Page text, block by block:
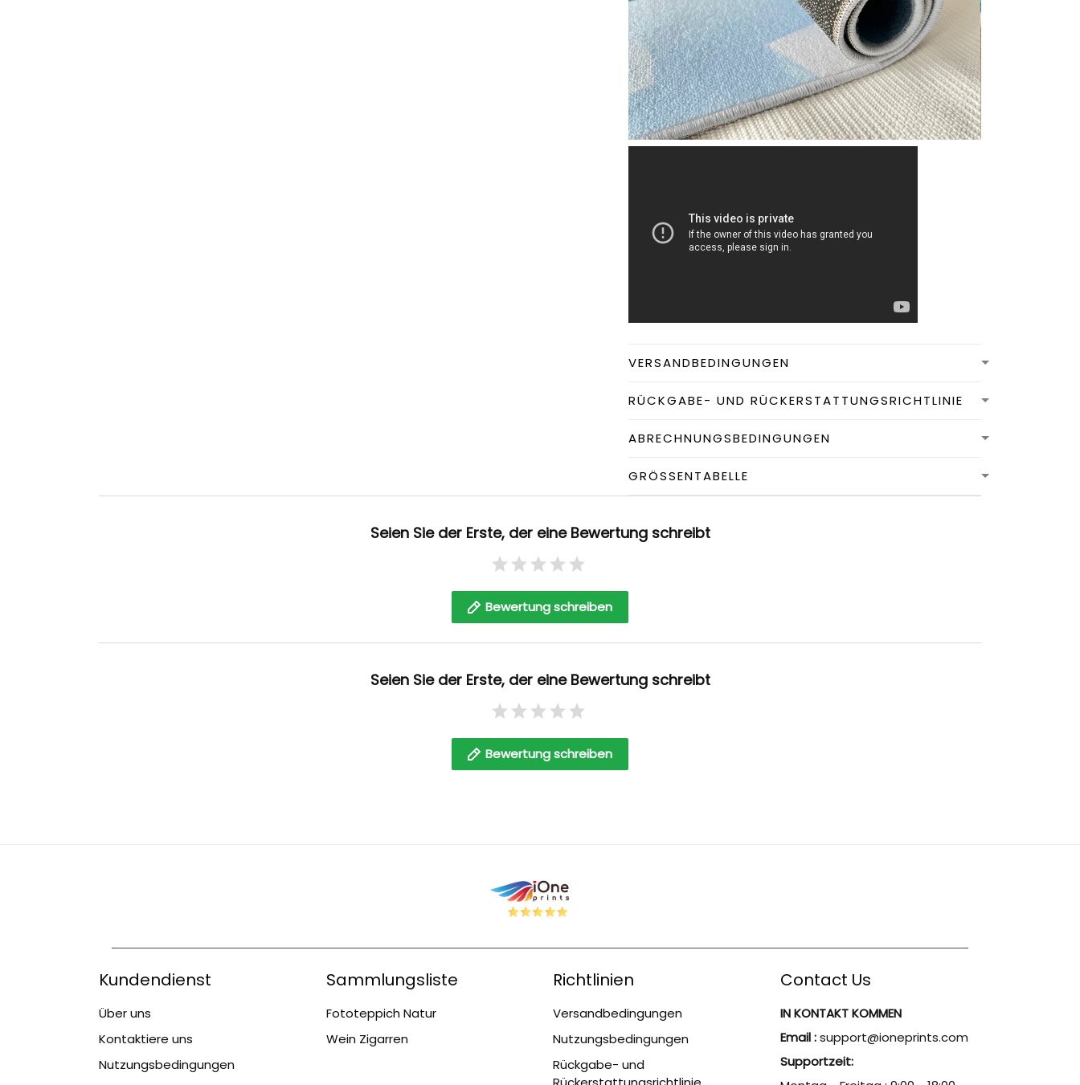
VERSANDBEDINGUNGEN
RÜCKGABE- UND RÜCKERSTATTUNGSRICHTLINIE
ABRECHNUNGSBEDINGUNGEN
GRÖSSENTABELLE
Seien Sie der Erste, der eine Bewertung schreibt
Bewertung schreiben
Seien Sie der Erste, der eine Bewertung schreibt
Bewertung schreiben
Kundendienst
Über uns
Kontaktiere uns
Nutzungsbedingungen
Sammlungsliste
Fototeppich Natur
Wein Zigarren
Richtlinien
Versandbedingungen
Nutzungsbedingungen
Rückgabe- und
Contact Us
IN KONTAKT KOMMEN
Email :support@ioneprints.com
Supportzeit: